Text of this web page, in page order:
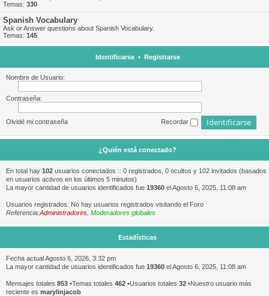
Temas: 330
Spanish Vocabulary
Ask or Answer questions about Spanish Vocabulary.
Temas: 145
Identificarse• Registrarse
Nombre de Usuario:
Contraseña:
Olvidé mi contraseña Recordar
¿Quién está conectado?
En total hay 102 usuarios conectados :: 0 registrados, 0 ocultos y 102 invitados (basados
en usuarios activos en los últimos 5 minutos)
La mayor cantidad de usuarios identificados fue 19360 el Agosto 6, 2025, 11:08 am
Usuarios registrados: No hay usuarios registrados visitando el Foro
Referencia:Administradores Moderadores globales
Estadísticas
Fecha actual Agosto 6, 2026, 3:32 pm
La mayor cantidad de usuarios identificados fue 19360 el Agosto 6, 2025, 11:08 am
Mensajes totales 853 •Temas totales 462 •Usuarios totales 32 •Nuestro usuario más
reciente es marylinjacob